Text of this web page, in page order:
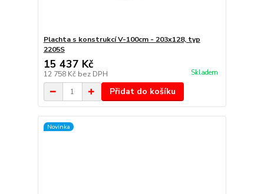
Plachta s konstrukcí V-100cm - 203x128, typ
2205S
15 437 Kč
12 758 Kč bez DPH Skladem
Přidat do košíku
Novinka